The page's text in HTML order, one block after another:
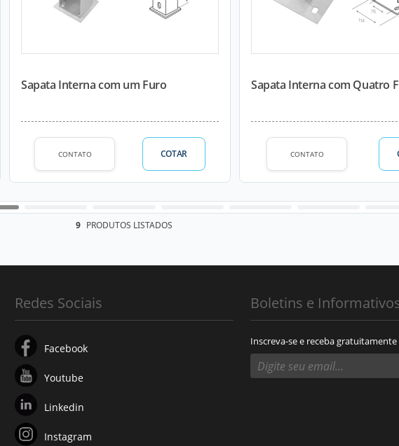
Sapata Interna com um Furo
CONTATO COTAR
Sapata Interna com Quatro
CONTATO
9 PRODUTOS LISTADOS
Redes Sociais
Facebook
Youtube
Linkedin
Instagram
Boletins e
Inscreva-se e receba gratuitamente